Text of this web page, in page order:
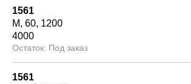
1561
М 60 1200
4000
Под заказ
1561